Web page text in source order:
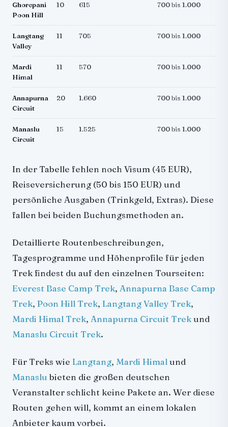
Ghorepani
Poon Hill
10 615 700 bis 1.000
Langtang
Valley
11 705 700 bis 1.000
Mardi
Himal
11 570 700 bis 1.000
Annapurna
Circuit
20 1.660 700 bis 1.000
Manaslu
Circuit
15 1.525 700 bis 1.000
In der Tabelle fehlen noch Visum (45 EUR),
Reiseversicherung (50 bis 150 EUR) und
persönliche Ausgaben (Trinkgeld, Extras). Diese
fallen bei beiden Buchungsmethoden an.
Detaillierte Routenbeschreibungen,
Tagesprogramme und Höhenprofile für jeden
Trek findest du auf den einzelnen Tourseiten:
Everest Base Camp Trek, Annapurna Base Camp
Trek, Poon Hill Trek, Langtang Valley Trek,
Mardi Himal Trek, Annapurna Circuit Trekund
Manaslu Circuit Trek.
Für Treks wie Langtang, Mardi Himal und
Manaslu bieten die großen deutschen
Veranstalter schlicht keine Pakete an. Wer diese
Routen gehen will, kommt an einem lokalen
Anbieter kaum vorbei.